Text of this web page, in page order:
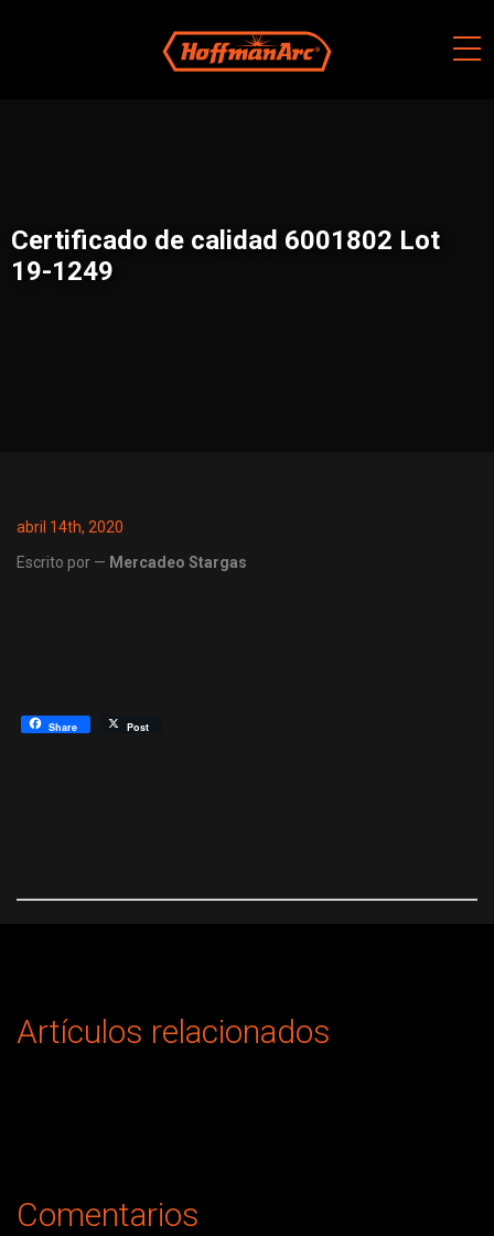
Certificado de calidad 6001802 Lot
19-1249
abril 14th, 2020
Escrito por — Mercadeo Stargas
Share Post
Artículos relacionados
Comentarios